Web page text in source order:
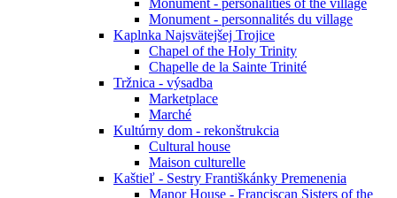
Monument - personalities of the village
Monument - personnalités du village
Kaplnka Najsvätejšej Trojice
Chapel of the Holy Trinity
Chapelle de la Sainte Trinité
Tržnica - výsadba
Marketplace
Marché
Kultúrny dom - rekonštrukcia
Cultural house
Maison culturelle
Kaštieľ - Sestry Františkánky Premenenia
Manor House - Franciscan Sisters of the